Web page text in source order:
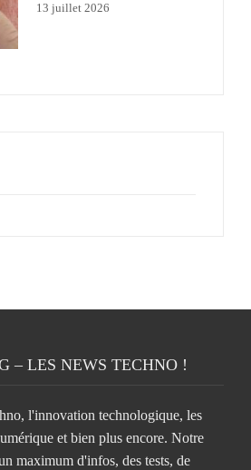
13 juillet 2026
– LES NEWS TECHNO !
l'innovation technologique, les
et bien plus encore. Notre
maximum d'infos, des tests, de